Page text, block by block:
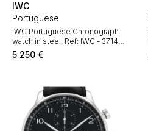
IWC
Portuguese
IWC Portuguese Chronograph
watch in steel, Ref: IWC - 3714
Circa 2000
5 250 €